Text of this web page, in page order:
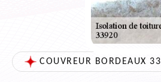
COUVREUR BORDEAUX 33